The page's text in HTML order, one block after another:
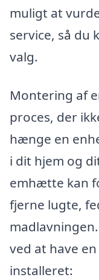
muligt at
service, så
valg.
Montering af
proces, der
hænge en
i dit hjem og
emhætte kan
fjerne lugte,
ved at have
installeret: